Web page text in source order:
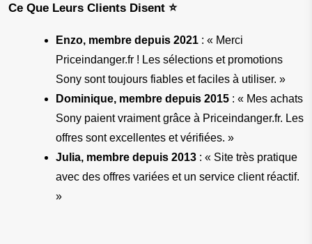
Ce Que Leurs Clients Disent ⭐
Enzo, membre depuis 2021 : « Merci
Priceindanger.fr ! Les sélections et promotions
Sony sont toujours fiables et faciles à utiliser. »
Dominique, membre depuis 2015 : « Mes achats
Sony paient vraiment grâce à Priceindanger.fr. Les
offres sont excellentes et vérifiées. »
Julia, membre depuis 2013 : « Site très pratique
avec des offres variées et un service client réactif.
»